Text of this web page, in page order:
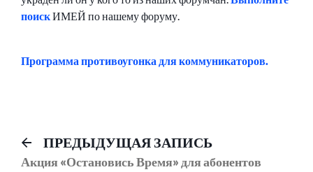
поискИМЕЙ по нашему форуму.
Программа противоугонка для коммуникаторов.
Навигация
ПРЕДЫДУЩАЯ ЗАПИСЬПредыдущий
пост:
Акция «Остановись Время» для абонентов